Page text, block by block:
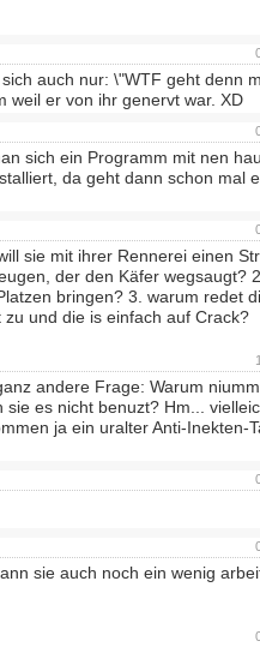
auch nur: \"WTF geht denn
weil er von ihr genervt war. XD
sich ein Programm mit nen
da geht dann schon mal
sie mit ihrer Rennerei einen
der den Käfer wegsaugt?
bringen? 3. warum redet
und die is einfach auf Crack?
andere Frage: Warum
sie es nicht benuzt? Hm...
ja ein uralter Anti-Inekten-
sie auch noch ein wenig